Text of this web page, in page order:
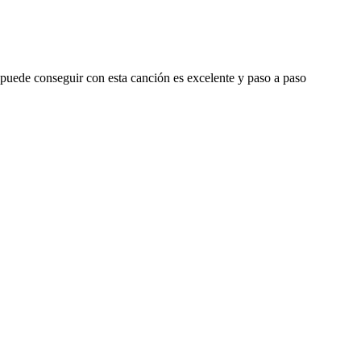
conseguir con esta canción es excelente y paso a paso